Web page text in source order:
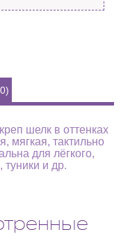
шелк в оттенках
мягкая, тактильно
для лёгкого,
туники и др.